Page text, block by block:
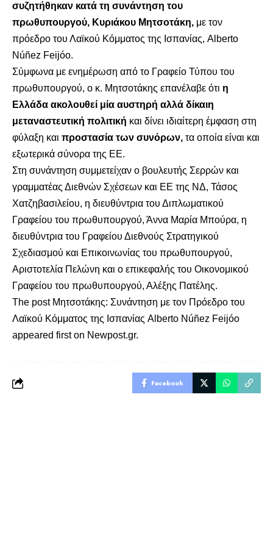
συζητήθηκαν κατά τη συνάντηση του
πρωθυπουργού, Κυριάκου Μητσοτάκη, με τον
πρόεδρο του Λαϊκού Κόμματος της Ισπανίας, Alberto
Núñez Feijóo.
Σύμφωνα με ενημέρωση από το Γραφείο Τύπου του
πρωθυπουργού, ο κ. Μητσοτάκης επανέλαβε ότι η
Ελλάδα ακολουθεί μία αυστηρή αλλά δίκαιη
μεταναστευτική πολιτική και δίνει ιδιαίτερη έμφαση στη
φύλαξη και προστασία των συνόρων, τα οποία είναι και
εξωτερικά σύνορα της ΕΕ.
Στη συνάντηση συμμετείχαν ο βουλευτής Σερρών και
γραμματέας Διεθνών Σχέσεων και ΕΕ της ΝΔ, Τάσος
Χατζηβασιλείου, η διευθύντρια του Διπλωματικού
Γραφείου του πρωθυπουργού, Άννα Μαρία Μπούρα, η
διευθύντρια του Γραφείου Διεθνούς Στρατηγικού
Σχεδιασμού και Επικοινωνίας του πρωθυπουργού,
Αριστοτελία Πελώνη και ο επικεφαλής του Οικονομικού
Γραφείου του πρωθυπουργού, Αλέξης Πατέλης.
The post Μητσοτάκης: Συνάντηση με τον Πρόεδρο του
Λαϊκού Κόμματος της Ισπανίας Alberto Núñez Feijóo
appeared first on Newpost.gr.
Facebook